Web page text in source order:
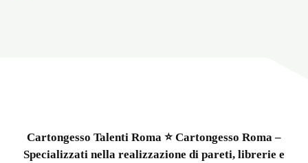
Cartongesso Talenti Roma ⭐ Cartongesso Roma –
Specializzati nella realizzazione di pareti, librerie e